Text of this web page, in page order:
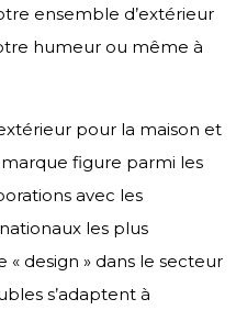
ensemble d’extérieur
humeur ou même à
pour la maison et
marque figure parmi les
avec les
les plus
« design » dans le secteur
s’adaptent à